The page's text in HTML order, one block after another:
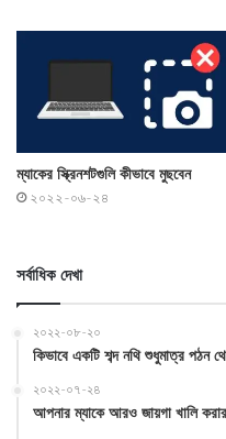
ম্যাকের স্ক্রিনশটগুলি কীভাবে মুছবেন
২০২২-০৬-২৪
সর্বাধিক দেখা
২০২২-০৮-২০
কিভাবে একটি শব্দ নথি শুধুমাত্র পঠন
২০২২-০৭-২৪
আপনার ম্যাকে আরও জায়গা খালি